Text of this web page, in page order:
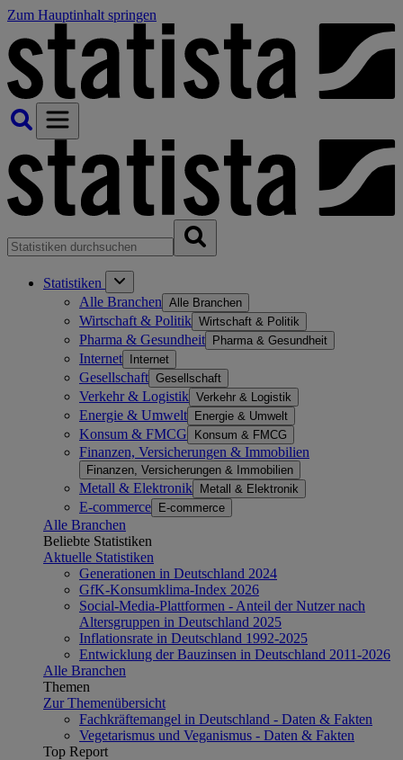
Zum Hauptinhalt springen
Statistiken
Alle Branchen Alle Branchen
Wirtschaft & Politik Wirtschaft & Politik
Pharma & Gesundheit Pharma & Gesundheit
Internet Internet
Gesellschaft Gesellschaft
Verkehr & Logistik Verkehr & Logistik
Energie & Umwelt Energie & Umwelt
Konsum & FMCG Konsum & FMCG
Finanzen, Versicherungen & Immobilien
Finanzen, Versicherungen & Immobilien
Metall & Elektronik Metall & Elektronik
E-commerce E-commerce
Alle Branchen
Beliebte Statistiken
Aktuelle Statistiken
Generationen in Deutschland 2024
GfK-Konsumklima-Index 2026
Social-Media-Plattformen - Anteil der Nutzer nach
Altersgruppen in Deutschland 2025
Inflationsrate in Deutschland 1992-2025
Entwicklung der Bauzinsen in Deutschland 2011-2026
Alle Branchen
Themen
Zur Themenübersicht
Fachkräftemangel in Deutschland - Daten & Fakten
Vegetarismus und Veganismus - Daten & Fakten
Top Report